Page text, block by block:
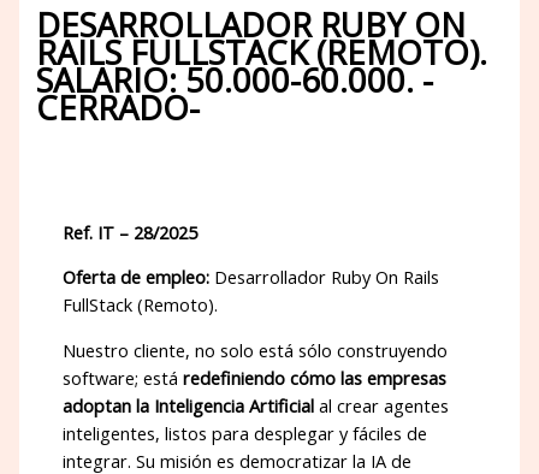
DESARROLLADOR RUBY ON
RAILS FULLSTACK (REMOTO).
SALARIO: 50.000-60.000. -
CERRADO-
Ref. IT – 28/2025
Oferta de empleo: Desarrollador Ruby On Rails
FullStack (Remoto).
Nuestro cliente, no solo está sólo construyendo
software; estáredefiniendo cómo las empresas
adoptan la Inteligencia Artificial al crear agentes
inteligentes, listos para desplegar y fáciles de
integrar. Su misión es democratizar la IA de